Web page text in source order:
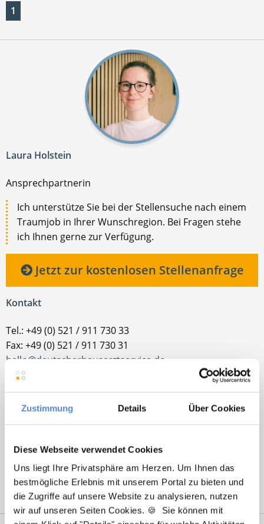
Zustimmung Details Über Cookies
Diese Webseite verwendet Cookies
Uns liegt Ihre Privatsphäre am Herzen. Um Ihnen das
bestmögliche Erlebnis mit unserem Portal zu bieten und
die Zugriffe auf unsere Website zu analysieren, nutzen
wir auf unseren Seiten Cookies. 🍪 Sie können mit
1
Laura Holstein
Ansprechpartnerin
Ich unterstütze Sie bei der Stellensuche nach einem
Traumjob in Ihrer Wunschregion. Bei Fragen stehe
ich Ihnen gerne zur Verfügung.
Jetzt zur kostenlosen Stellenanfrage
Kontakt
Tel.: +49 (0) 521 / 911 730 33
Fax: +49 (0) 521 / 911 730 31
hallo@deutscherhausarztservice.de